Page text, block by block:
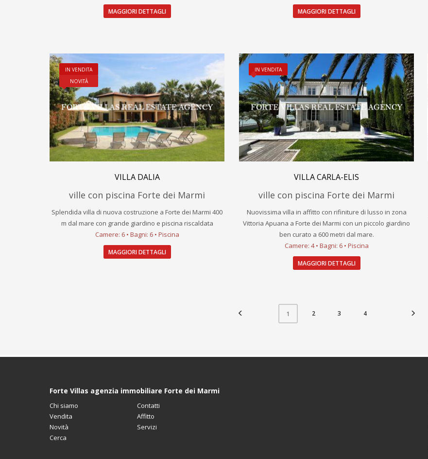
MAGGIORI DETTAGLI MAGGIORI DETTAGLI
IN VENDITA
NOVITÀ
VILLA DALIA
ville con piscina Forte dei Marmi
Splendida villa di nuova costruzione a Forte dei Marmi 400
m dal mare con grande giardino e piscina riscaldata
Camere: 6 • Bagni: 6 • Piscina
MAGGIORI DETTAGLI
IN VENDITA
VILLA CARLA-ELIS
ville con piscina Forte dei Marmi
Nuovissima villa in affitto con rifiniture di lusso in zona
Vittoria Apuana a Forte dei Marmi con un piccolo giardino
ben curato a 600 metri dal mare.
Camere: 4 • Bagni: 6 • Piscina
MAGGIORI DETTAGLI
1 2 3 4
Forte Villas agenzia immobiliare Forte dei Marmi
Chi siamo
Contatti
Vendita
Affitto
Novità
Servizi
Cerca